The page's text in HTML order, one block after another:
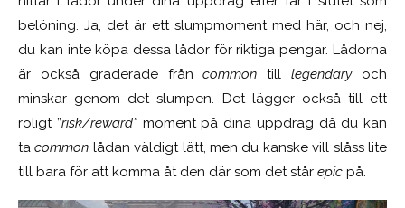
belöning. Ja, det är ett slumpmoment med här, och nej,
du kan inte köpa dessa lådor för riktiga pengar. Lådorna
är också graderade fråncommontilllegendaryoch
minskar genom det slumpen. Det lägger också till ett
roligt ”risk/reward” moment på dina uppdrag då du kan
tacommon lådan väldigt lätt, men du kanske vill slåss lite
till bara för att komma åt den där som det står epic på.